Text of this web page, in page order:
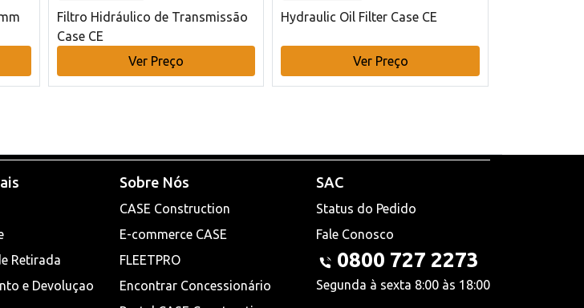
Filtro Hidráulico de Transmissão
Case CE
Ver Preço
Hydraulic Oil Filter Case CE
Ver Preço
Retirada
e Devoluçao
Sobre Nós
CASE Construction
E-commerce CASE
FLEETPRO
Encontrar Concessionário
SAC
Status do Pedido
Fale Conosco
0800 727 2273
Segunda à sexta 8:00 às 18:00